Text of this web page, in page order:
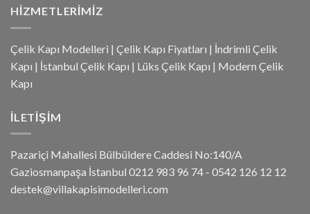
HIZMETLERIMIZ
Çelik Kapı Modelleri | Çelik Kapı Fiyatları | İndrimli Çelik
Kapı | İstanbul Çelik Kapı | Lüks Çelik Kapı | Modern Çelik
Kapı
İLETIŞIM
Pazariçi Mahallesi Bülbüldere Caddesi No:140/A
Gaziosmanpaşa İstanbul 0212 983 96 74 - 0542 126 12 12
destek@villakapisimodelleri.com